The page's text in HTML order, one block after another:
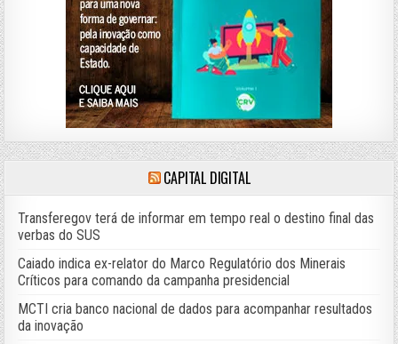
CAPITAL DIGITAL
Transferegov terá de informar em tempo real o destino final das
verbas do SUS
Caiado indica ex-relator do Marco Regulatório dos Minerais
Críticos para comando da campanha presidencial
MCTI cria banco nacional de dados para acompanhar resultados
da inovação